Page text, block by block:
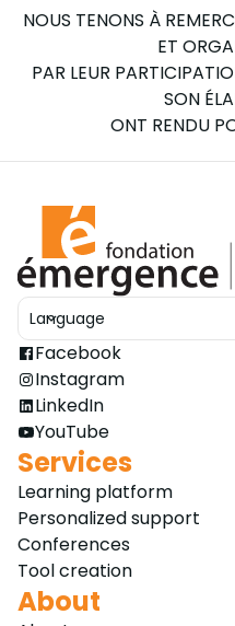
Stéphane Sauvé, Les
NOUS TENONS À
ET
PAR LEUR
SON
ONT RENDU
Language
Ouvrir le sélecteur
Facebook
Instagram
LinkedIn
YouTube
Services
Learning platform
Personalized support
Conferences
Tool creation
About